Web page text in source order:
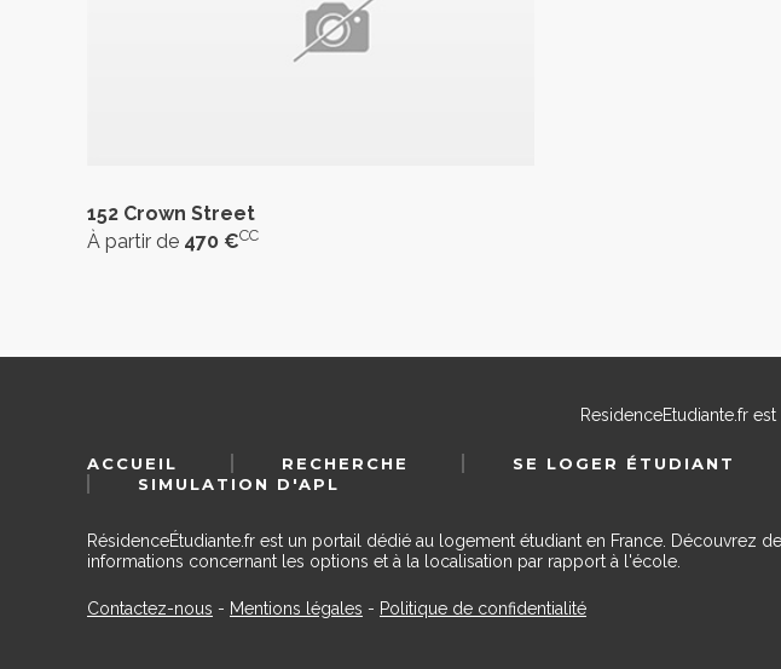
152 Crown Street
À partir de 470 €CC
ResidenceEtudiante.frest
ACCUEIL RECHERCHE SE LOGER ÉTUDIANT
SIMULATION D'APL
RésidenceÉtudiante.fr est un portail dédié au logement étudiant en France. Découvrez
informations concernant les options et à la localisation par rapport à l'école.
Contactez-nous - Mentions légales - Politique de confidentialité